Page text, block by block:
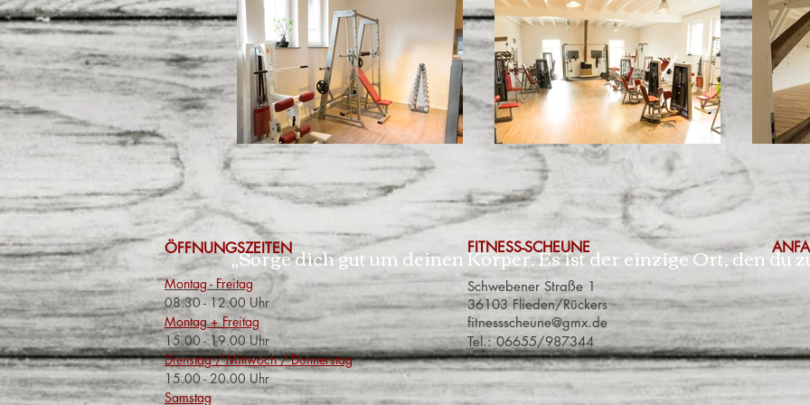
ÖFFNUNGSZEITEN
Montag - Freitag
08.30 - 12.00 Uhr
Montag + Freitag
15.00 - 19.00 Uhr
Dienstag / Mittwoch / Donnerstag
15.00 - 20.00 Uhr
​Samstag
FITNESS-SCHEUNE
Schwebener Straße 1
36103 Flieden/Rückers
fitnessscheune@gmx.de
Tel.: 06655/987344
„Sorge dich gut um deinen Körper. Es ist der einzige Ort, den du